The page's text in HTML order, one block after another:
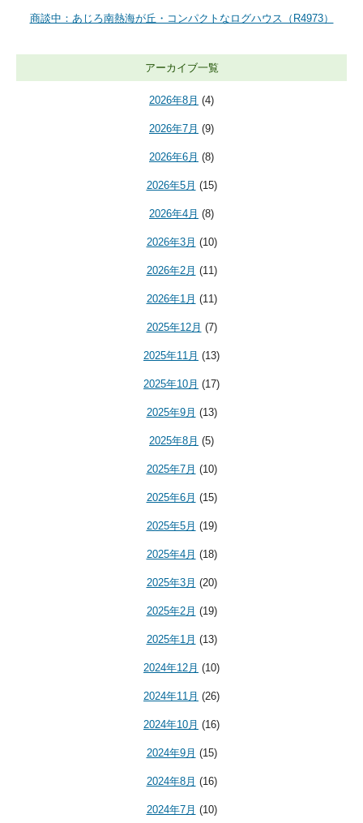
商談中：あじろ南熱海が丘・コンパクトなログハウス（R4973）
アーカイブ一覧
2026年8月 (4)
2026年7月 (9)
2026年6月 (8)
2026年5月 (15)
2026年4月 (8)
2026年3月 (10)
2026年2月 (11)
2026年1月 (11)
2025年12月 (7)
2025年11月 (13)
2025年10月 (17)
2025年9月 (13)
2025年8月 (5)
2025年7月 (10)
2025年6月 (15)
2025年5月 (19)
2025年4月 (18)
2025年3月 (20)
2025年2月 (19)
2025年1月 (13)
2024年12月 (10)
2024年11月 (26)
2024年10月 (16)
2024年9月 (15)
2024年8月 (16)
2024年7月 (10)